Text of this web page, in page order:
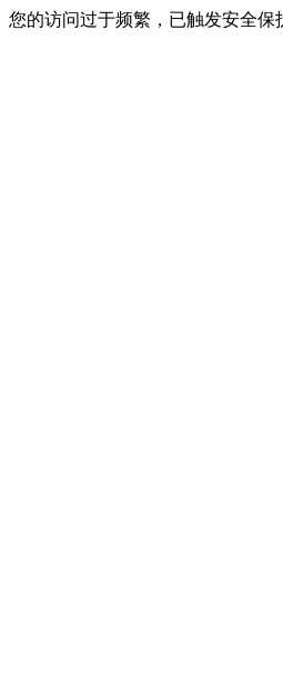
您的访问过于频繁，已触发安全保